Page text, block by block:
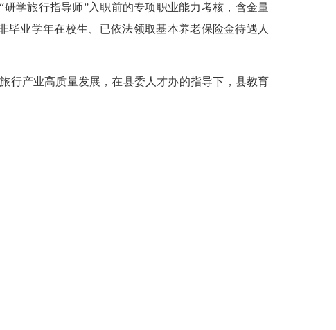
学旅行指导师”入职前的专项职业能力考核，含金量
业学年在校生、已依法领取基本养老保险金待遇人
产业高质量发展，在县委人才办的指导下，县教育